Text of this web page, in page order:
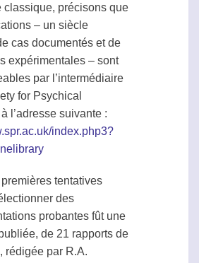
classique, précisons que
– un siècle
cas documentés et de
expérimentales – sont
par l’intermédiaire
for Psychical
l’adresse suivante :
index.php3?
premières tentatives
des
probantes fût une
de 21 rapports de
rédigée par R.A.